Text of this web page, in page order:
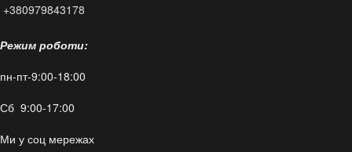
+380979843178
Режим роботи:
пн-пт-9:00-18:00
Сб 9:00-17:00
Ми у соц мережах